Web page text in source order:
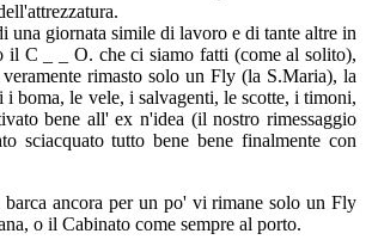
una giornata simile di lavoro e di tante altre in
il C _ _ O. che ci siamo fatti (come al solito),
rimasto solo un Fly (la S.Maria), la
i boma, le vele, i salvagenti, le scotte, i timoni,
bene all' ex n'idea (il nostro rimessaggio
sciacquato tutto bene bene finalmente con
barca ancora per un po' vi rimane solo un Fly
o il Cabinato come sempre al porto.